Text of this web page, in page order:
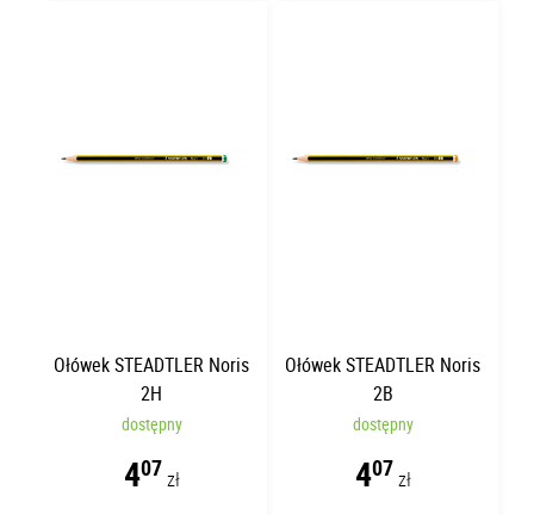
Ołówek STEADTLER Noris
2H
dostępny
407 zł
Ołówek STEADTLER Noris
2B
dostępny
407 zł